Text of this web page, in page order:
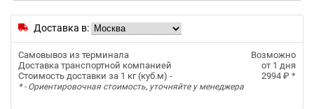
Доставка в:
Самовывоз из терминала
Возможно
Доставка транспортной компанией
от 1 дня
Стоимость доставки за 1 кг (куб.м) -
2994 ₽ *
* - Ориентировочная стоимость, уточняйте у менеджера